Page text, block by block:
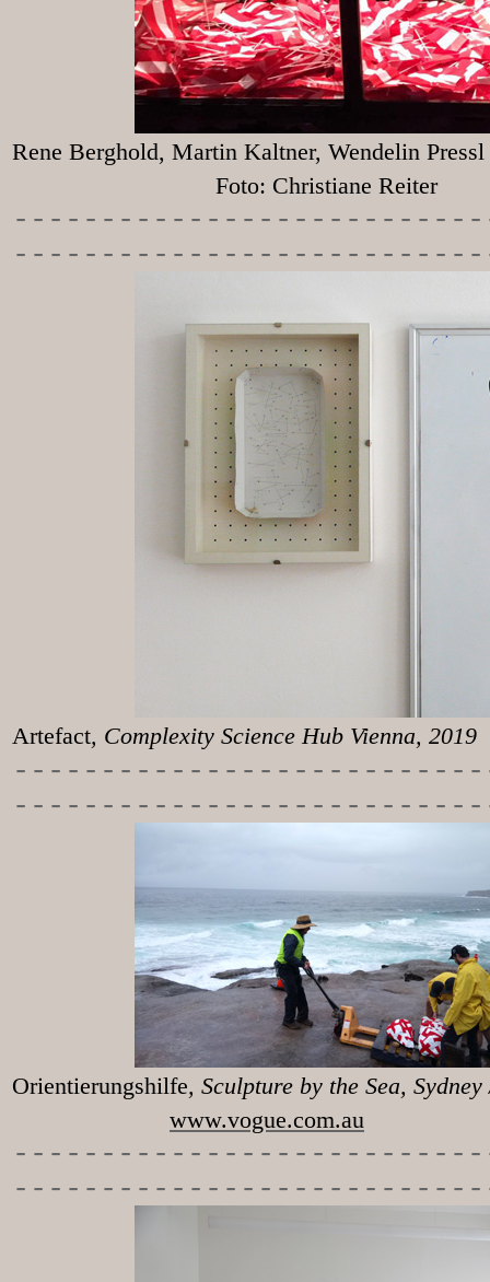
Rene Berghold, Martin Kaltner, Wendelin Pressl
Foto: Christiane Reiter
-----------
Artefact, Complexity Science Hub Vienna, 2019
-----------
Orientierungshilfe, Sculpture
www.vogue.com.au
-----------